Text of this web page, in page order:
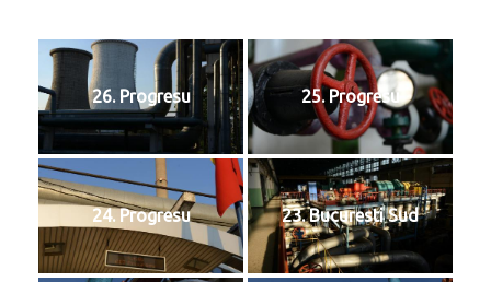
26. Progresu 25. Progresu
24. Progresu 23. Bucuresti Sud